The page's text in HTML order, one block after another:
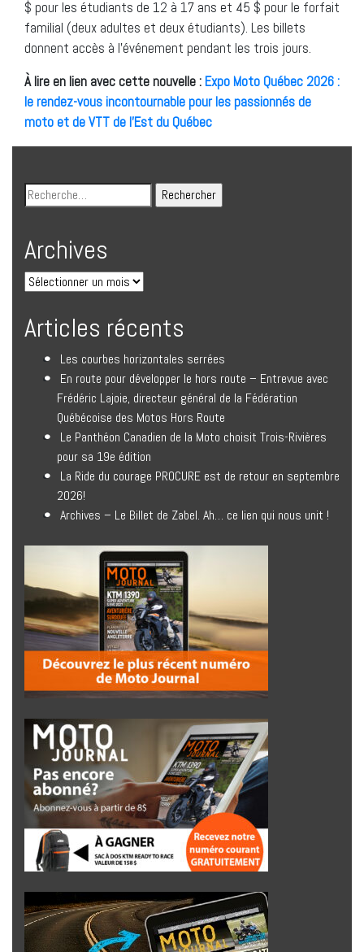
$ pour les étudiants de 12 à 17 ans et 45 $ pour le forfait
familial (deux adultes et deux étudiants). Les billets
donnent accès à l’événement pendant les trois jours.
À lire en lien avec cette nouvelle :Expo Moto Québec 2026 :
le rendez-vous incontournable pour les passionnés de
moto et de VTT de l’Est du Québec
Archives
Articles récents
Les courbes horizontales serrées
En route pour développer le hors route – Entrevue avec
Frédéric Lajoie, directeur général de la Fédération
Québécoise des Motos Hors Route
Le Panthéon Canadien de la Moto choisit Trois-Rivières
pour sa 19e édition
La Ride du courage PROCURE est de retour en septembre
2026!
Archives – Le Billet de Zabel. Ah… ce lien qui nous unit !